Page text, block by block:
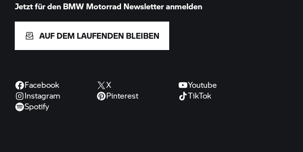
Jetzt für den BMW Motorrad Newsletter anmelden
AUF DEM LAUFENDEN BLEIBEN
Facebook X
Youtube
Instagram
Pinterest
TikTok
Spotify